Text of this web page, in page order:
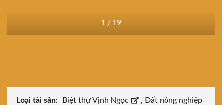
1 / 19
Loại tài sản: Biệt thự Vịnh Ngọc , Đất nông nghiệp